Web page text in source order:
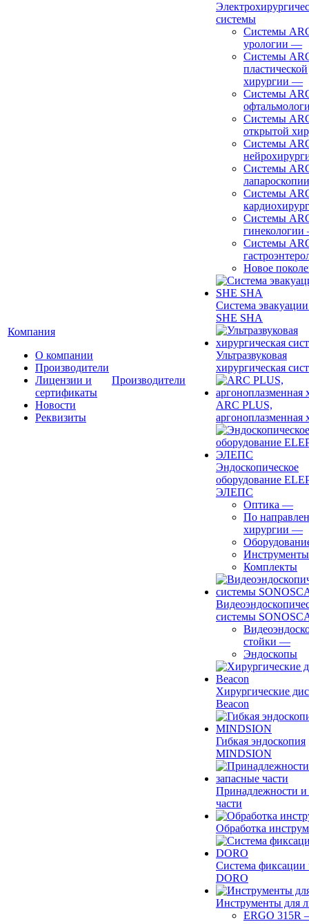
Компания
О компании
Производители
Лицензии и
сертификаты
Новости
Реквизиты
Производители
системы
Системы
урологии —
Системы
пластической
хирургии —
Системы
Системы
открытой
Системы
Системы
лапароскопии
Системы
Системы
гинекологии
Системы
Новое
Система
SHE SHA
Ультразвуковая
хирургическая
ARC PLUS,
аргоноплазменная
Эндоскопическое
оборудование
ЭЛЕПС
Оптика —
По
хирургии —
Инструменты
Комплекты
системы
стойки —
Эндоскопы
Хирургические
Beacon
Гибкая эндоскопия
MINDSION
Принадлежности и
части
Обработка
Система фиксации
DORO
Инструменты для
ERGO 315R